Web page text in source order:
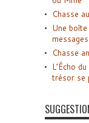
Chasse
Une
Chasse
L’Écho
trésor se